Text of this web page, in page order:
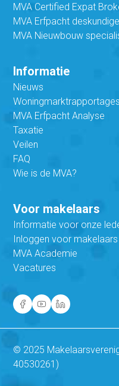
MVA Certified Expat
MVA Erfpacht deskundige
MVA Nieuwbouw
Informatie
Nieuws
Woningmarktrapportages
MVA Erfpacht Analyse
Taxatie
Veilen
FAQ
Wie is de MVA?
Voor makelaars
Informatie voor onze
Inloggen voor makelaars
MVA Academie
Vacatures
© 2025
40530261)